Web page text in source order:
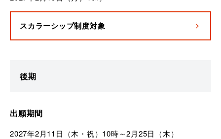
スカラーシップ制度対象
後期
出願期間
2027年2月11日（木・祝）10時～2月25日（木）